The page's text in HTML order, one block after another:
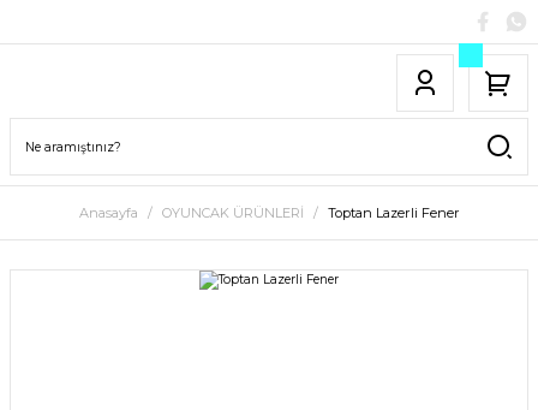
Anasayfa OYUNCAK ÜRÜNLERİ Toptan Lazerli Fener